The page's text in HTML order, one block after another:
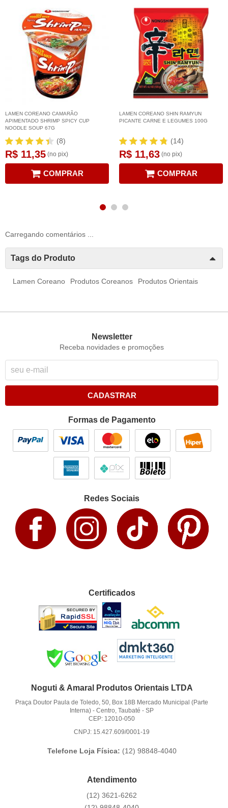
LAMEN COREANO CAMARÃO
APIMENTADO SHRIMP SPICY CUP
NOODLE SOUP 67G
(8)
R$ 11,35 (no pix)
COMPRAR
LAMEN COREANO SHIN RAMYUN
PICANTE CARNE E LEGUMES 100G
(14)
R$ 11,63 (no pix)
COMPRAR
Carregando comentários ...
Tags do Produto
Lamen Coreano Produtos Coreanos Produtos Orientais
Newsletter
Receba novidades e promoções
CADASTRAR
Formas de Pagamento
Redes Sociais
Certificados
Noguti & Amaral Produtos Orientais LTDA
Praça Doutor Paula de Toledo, 50, Box 18B Mercado Municipal (Parte
Interna) -Centro, Taubaté -SP
CEP: 12010-050
CNPJ: 15.427.609/0001-19
Telefone Loja Física: (12) 98848-4040
Atendimento
(12) 3621-6262